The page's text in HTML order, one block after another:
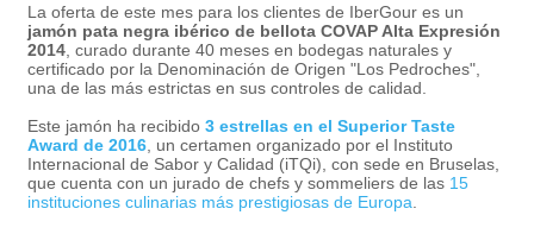
La oferta de este mes para los clientes de IberGour es un
jamón pata negra ibérico de bellota COVAP Alta Expresión
2014 , curado durante 40 meses en bodegas naturales y
certificado por la Denominación de Origen "Los Pedroches",
una de las más estrictas en sus controles de calidad.
Este jamón ha recibido 3 estrellas en el Superior Taste
Award de 2016 , un certamen organizado por el Instituto
Internacional de Sabor y Calidad (iTQi), con sede en Bruselas,
que cuenta con un jurado de chefs y sommeliers de las 15
instituciones culinarias más prestigiosas de Europa